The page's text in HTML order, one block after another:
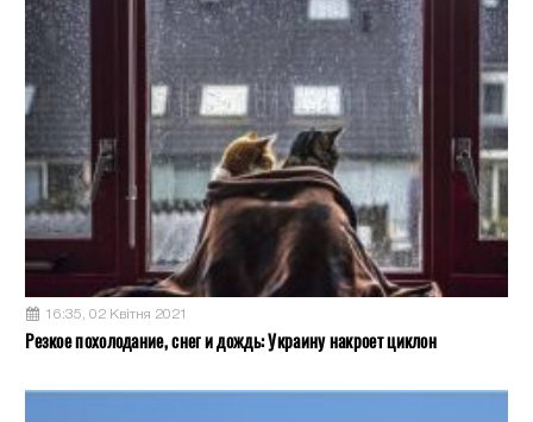
16:35, 02 Квітня 2021
Резкое похолодание, снег и дождь: Украину накроет циклон